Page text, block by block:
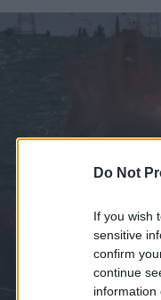
Do Not
If you wish
sensitive
confirm
continue
information